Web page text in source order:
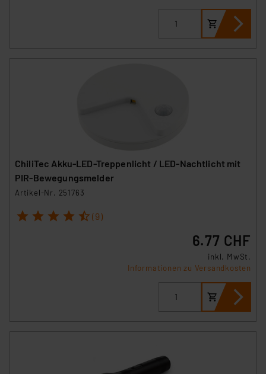
ChiliTec Akku-LED-Treppenlicht / LED-Nachtlicht mit
PIR-Bewegungsmelder
Artikel-Nr. 251763
1 2 3 4 5 (9)
6.77 CHF
inkl. MwSt.
Informationen zu Versandkosten